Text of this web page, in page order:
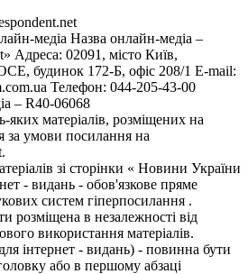
медіа Назва онлайн-медіа –
Адреса: 02091, місто Київ,
будинок 172-Б, офіс 208/1 E-mail:
Телефон: 044-205-43-00
– R40-06068
яких матеріалів, розміщених на
за умови посилання на
зі сторінки « Новини України
- видань - обов'язкове пряме
систем гіперпосилання .
розміщена в незалежності від
використання матеріалів.
інтернет - видань) - повинна бути
або в першому абзаці